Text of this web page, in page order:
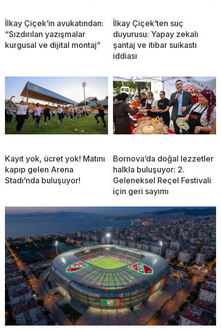
İlkay Çiçek’in avukatından:
“Sızdırılan yazışmalar
kurgusal ve dijital montaj”
İlkay Çiçek’ten suç
duyurusu: Yapay zekalı
şantaj ve itibar suikastı
iddiası
Kayıt yok, ücret yok! Matını
kapıp gelen Arena
Stadı’nda buluşuyor!
Bornova’da doğal lezzetler
halkla buluşuyor: 2.
Geleneksel Reçel Festivali
için geri sayımı